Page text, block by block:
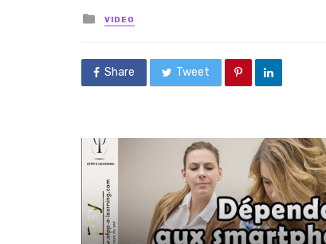
Posted in
VIDEO
Share Tweet